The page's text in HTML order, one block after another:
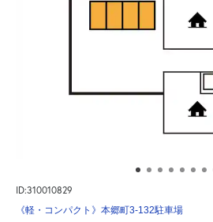
ID:310010829
《軽・コンパクト》本郷町3-132駐車場